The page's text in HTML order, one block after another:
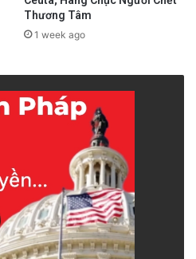
Thương Tâm
1 week ago